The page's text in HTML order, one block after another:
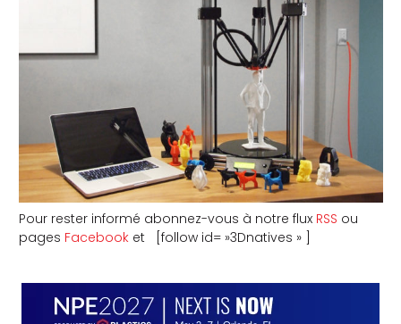
Pour rester informé abonnez-vous à notre flux RSS ou
pages Facebooket [follow id= »3Dnatives » ]